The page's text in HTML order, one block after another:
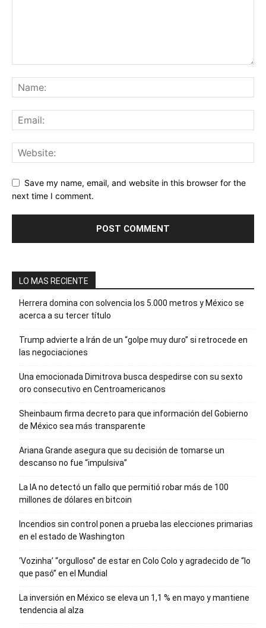
Save my name, email, and website in this browser for the
next time I comment.
LO MAS RECIENTE
Herrera domina con solvencia los 5.000 metros y México se
acerca a su tercer título
Trump advierte a Irán de un “golpe muy duro” si retrocede en
las negociaciones
Una emocionada Dimitrova busca despedirse con su sexto
oro consecutivo en Centroamericanos
Sheinbaum firma decreto para que información del Gobierno
de México sea más transparente
Ariana Grande asegura que su decisión de tomarse un
descanso no fue “impulsiva”
La IA no detectó un fallo que permitió robar más de 100
millones de dólares en bitcoin
Incendios sin control ponen a prueba las elecciones primarias
en el estado de Washington
‘Vozinha’ “orgulloso” de estar en Colo Colo y agradecido de “lo
que pasó” en el Mundial
La inversión en México se eleva un 1,1 % en mayo y mantiene
tendencia al alza